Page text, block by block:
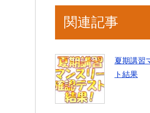
関連記事
夏期講習
ト結果